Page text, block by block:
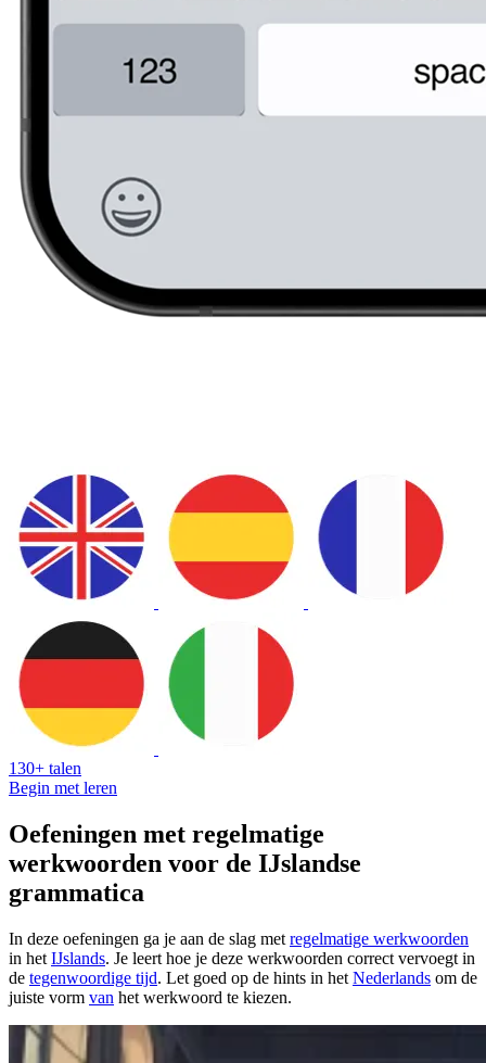
130+ talen
Begin met leren
Oefeningen met regelmatige
werkwoorden voor de IJslandse
grammatica
In deze oefeningen ga je aan de slag met regelmatige werkwoorden
in het IJslands. Je leert hoe je deze werkwoorden correct vervoegt in
de tegenwoordige tijd. Let goed op de hints in het Nederlands om de
juiste vorm van het werkwoord te kiezen.